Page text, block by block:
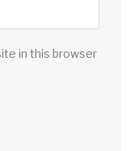
in this browser